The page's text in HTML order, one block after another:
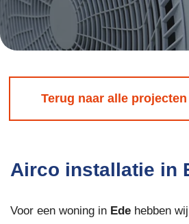
Terug naar alle projecten
Airco installatie in
Voor een woning in Ede hebben